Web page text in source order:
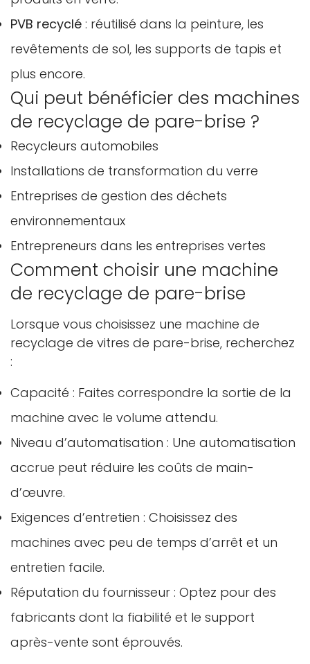
PVB recyclé : réutilisé dans la peinture, les
revêtements de sol, les supports de tapis et
plus encore.
Qui peut bénéficier des machines
de recyclage de pare-brise ?
Recycleurs automobiles
Installations de transformation du verre
Entreprises de gestion des déchets
environnementaux
Entrepreneurs dans les entreprises vertes
Comment choisir une machine
de recyclage de pare-brise
Lorsque vous choisissez une machine de
recyclage de vitres de pare-brise, recherchez
:
Capacité : Faites correspondre la sortie de la
machine avec le volume attendu.
Niveau d’automatisation : Une automatisation
accrue peut réduire les coûts de main-
d’œuvre.
Exigences d’entretien : Choisissez des
machines avec peu de temps d’arrêt et un
entretien facile.
Réputation du fournisseur : Optez pour des
fabricants dont la fiabilité et le support
après-vente sont éprouvés.
Confirmez votre âge
Avez-vous 18 ans ou plus?